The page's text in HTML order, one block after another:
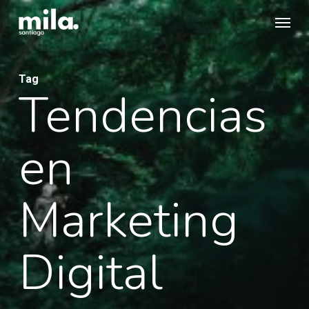
Skip
to
content
Menu
Tag
Tendencias
en
Marketing
Digital